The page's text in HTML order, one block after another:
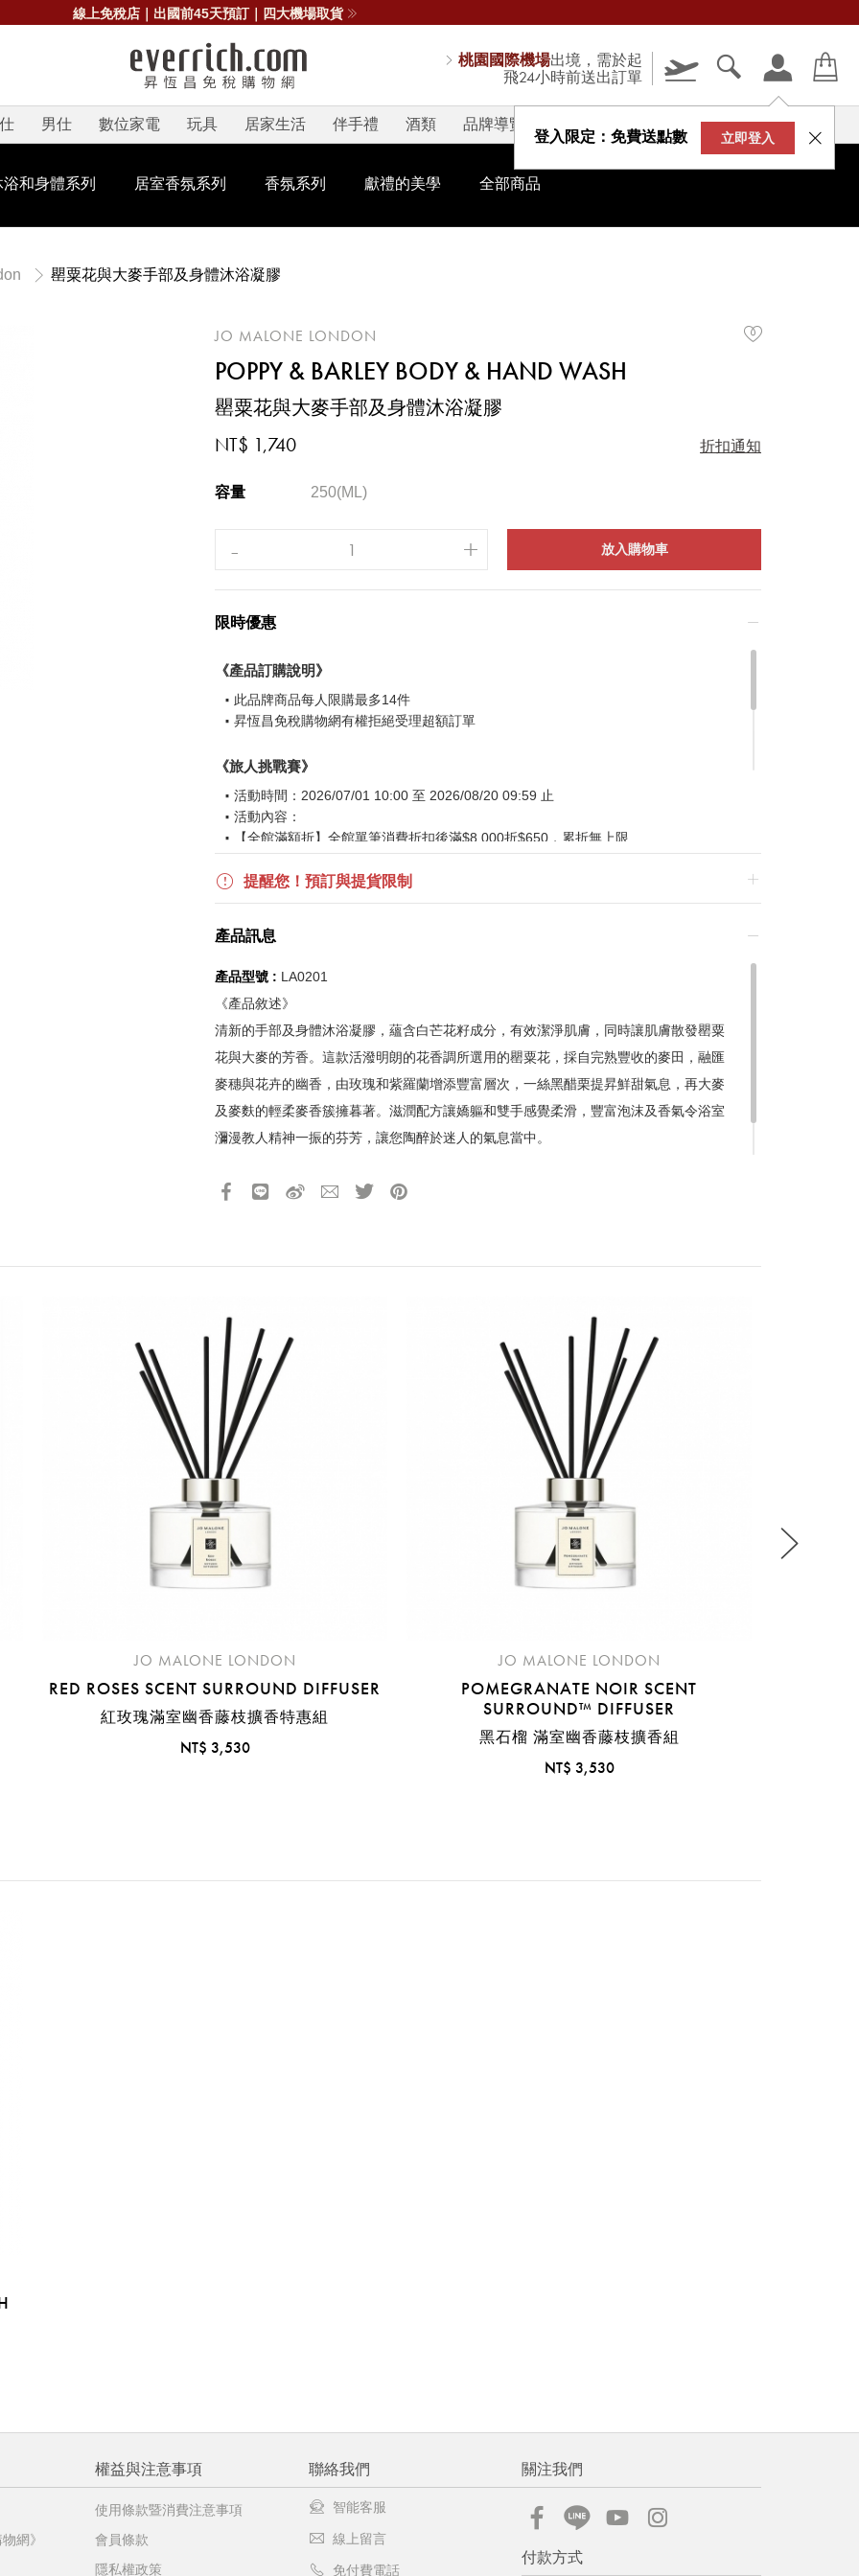
線上免稅店｜出國前45天預訂｜四大機場取貨
桃園國際機場出境，需於起
飛24小時前送出訂單
登入限定：免費送點數 立即登入
男仕 數位家電 玩具 居家生活 伴手禮 酒類 品牌導覽 V-STORY
浴和身體系列 居室香氛系列 香氛系列 獻禮的美學 全部商品
請選擇您的搭機地點
桃園國際機場(TPE)
臺北松山機場(TSA)
臺中國際機場(RMQ)
高雄國際機場(KHH)
國際線出境旅客
使用
場的下單時間皆不相同，細節或訂購流程指引，請瀏覽
罌粟花與大麥手部及身體沐浴凝膠
您必須登入才有辦法使用喜愛清單！
JO MALONE LONDON
POPPY & BARLEY BODY & HAND WASH
罌粟花與大麥手部及身體沐浴凝膠
NT$ 1,740 折扣通知
容量 250(ML)
放入購物車
限時優惠
《產品訂購說明》
此品牌商品每人限購最多14件
昇恆昌免稅購物網有權拒絕受理超額訂單
《旅人挑戰賽》
活動時間：2026/07/01 10:00 至 2026/08/20 09:59 止
活動內容：
【全館滿額折】全館單筆消費折扣後滿$8,000折$650，累折無上限
【下單贈】全館消費不限金額，贈小學生課本小圓鏡
【滿$6,000贈】全館單筆消費折扣後滿$6,000，贈小學生課本娃娃盲盒
波段活動：
$850 折扣後滿$15,000 可折抵
《刷指定信用卡優惠》
活動詳情請參見信用卡優惠指南
如使用信用卡分期，無法部分退換貨，須整筆刷退後重新購買
實際折扣金額以系統顯示為準
《網站活動限制說明》
所有活動皆以系統自動計算是否達到滿額優惠門檻，以系統計算為準
提醒您！預訂與提貨限制
產品訊息
產品型號 : LA0201
《產品敘述》
清新的手部及身體沐浴凝膠，蘊含白芒花籽成分，有效潔淨肌膚，同時讓肌膚散發罌粟
花與大麥的芳香。這款活潑明朗的花香調所選用的罌粟花，採自完熟豐收的麥田，融匯
麥穗與花卉的幽香，由玫瑰和紫羅蘭增添豐富層次，一絲黑醋栗提昇鮮甜氣息，再大麥
及麥麩的輕柔麥香簇擁暮著。滋潤配方讓嬌軀和雙手感覺柔滑，豐富泡沫及香氣令浴室
瀰漫教人精神一振的芬芳，讓您陶醉於迷人的氣息當中。
產品13碼代號
JO MALONE LONDON
RED ROSES SCENT SURROUND DIFFUSER
紅玫瑰滿室幽香藤枝擴香特惠組
NT$ 3,530
JO MALONE LONDON
POMEGRANATE NOIR SCENT
SURROUND™ DIFFUSER
黑石榴 滿室幽香藤枝擴香組
NT$ 3,530
網》
權益與注意事項
使用條款暨消費注意事項
會員條款
隱私權政策
聯絡我們
智能客服
線上留言
免付費電話
關注我們
付款方式